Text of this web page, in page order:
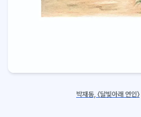
박재동, 〈달빛아래 연인〉